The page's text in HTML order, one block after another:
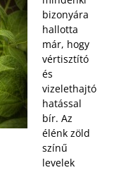
bizonyára
hallotta
már, hogy
vértisztító
és
vizelethajtó
hatással
bír. Az
élénk zöld
színű
levelek